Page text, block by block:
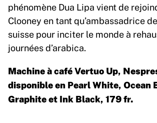
phénomène Dua Lipa vient de
Clooney en tant qu’ambassadrice
suisse pour inciter le monde à
journées d’arabica.
Machine à café Vertuo Up,
disponible en Pearl White, Ocean
Graphite et Ink Black, 179 fr.